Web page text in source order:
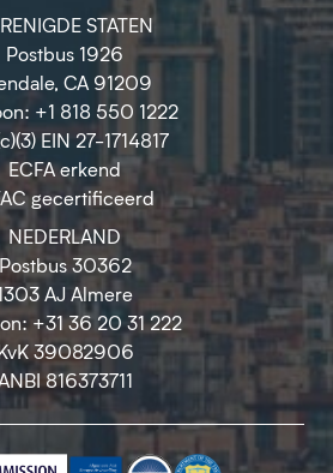
STATEN
Postbus 1926
CA 91209
+1 818 550 1222
EIN 27-1714817
ECFA erkend
gecertificeerd
NEDERLAND
Postbus 30362
AJ Almere
+31 36 20 31 222
39082906
816373711